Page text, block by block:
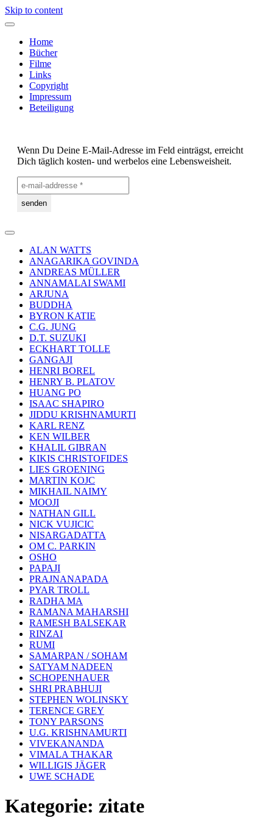
Skip to content
Home
Bücher
Filme
Links
Copyright
Impressum
Beteiligung
Wenn Du Deine E-Mail-Adresse im Feld einträgst, erreicht
Dich täglich kosten- und werbelos eine Lebensweisheit.
ALAN WATTS
ANAGARIKA GOVINDA
ANDREAS MÜLLER
ANNAMALAI SWAMI
ARJUNA
BUDDHA
BYRON KATIE
C.G. JUNG
D.T. SUZUKI
ECKHART TOLLE
GANGAJI
HENRI BOREL
HENRY B. PLATOV
HUANG PO
ISAAC SHAPIRO
JIDDU KRISHNAMURTI
KARL RENZ
KEN WILBER
KHALIL GIBRAN
KIKIS CHRISTOFIDES
LIES GROENING
MARTIN KOJC
MIKHAIL NAIMY
MOOJI
NATHAN GILL
NICK VUJICIC
NISARGADATTA
OM C. PARKIN
OSHO
PAPAJI
PRAJNANAPADA
PYAR TROLL
RADHA MA
RAMANA MAHARSHI
RAMESH BALSEKAR
RINZAI
RUMI
SAMARPAN / SOHAM
SATYAM NADEEN
SCHOPENHAUER
SHRI PRABHUJI
STEPHEN WOLINSKY
TERENCE GREY
TONY PARSONS
U.G. KRISHNAMURTI
VIVEKANANDA
VIMALA THAKAR
WILLIGIS JÄGER
UWE SCHADE
Kategorie: zitate